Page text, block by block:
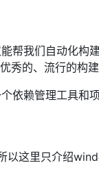
帮我们自动化构
秀的、流行的构建
依赖管理工具和
以这里只介绍